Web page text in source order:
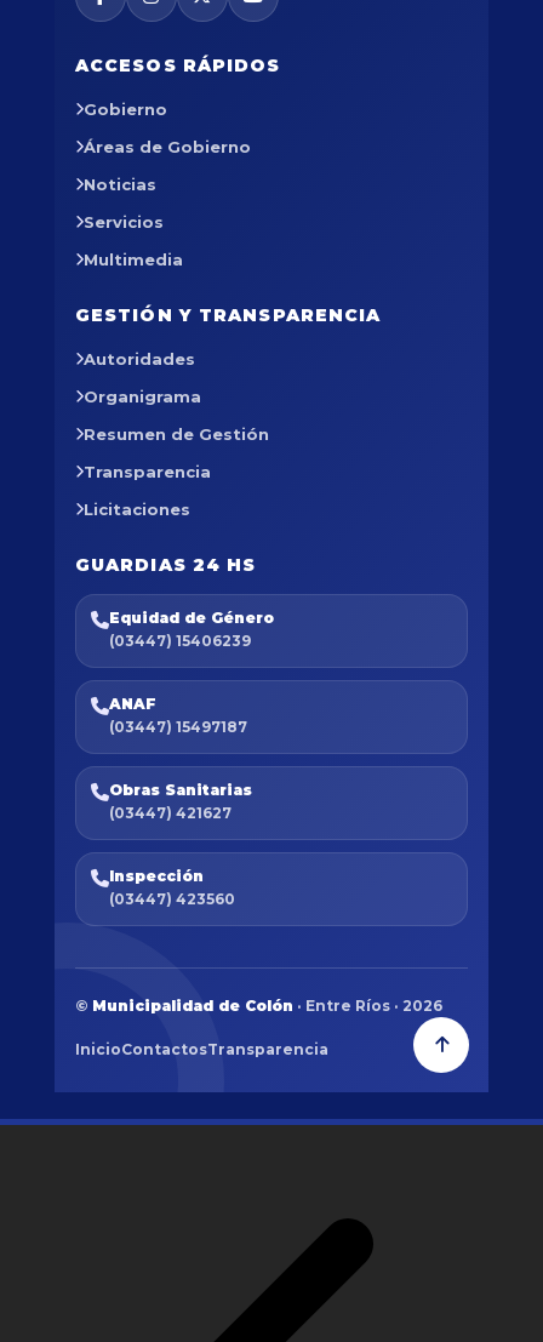
ACCESOS RÁPIDOS
Gobierno
Áreas de Gobierno
Noticias
Servicios
Multimedia
GESTIÓN Y TRANSPARENCIA
Autoridades
Organigrama
Resumen de Gestión
Transparencia
Licitaciones
GUARDIAS 24 HS
Equidad de Género
(03447) 15406239
ANAF
(03447) 15497187
Obras Sanitarias
(03447) 421627
Inspección
(03447) 423560
© Municipalidad de Colón · Entre Ríos · 2026
InicioContactosTransparencia